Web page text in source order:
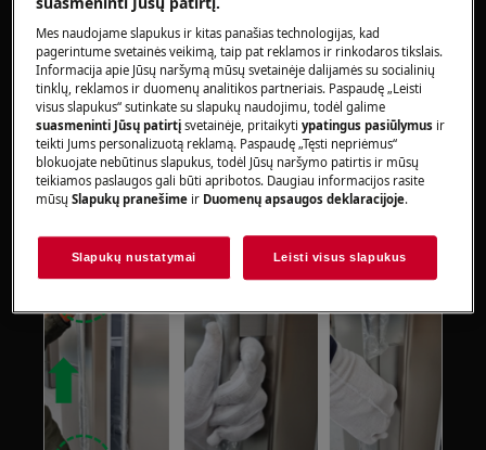
Atkreipkite dėmesį, kad netinkamas remontas ar
neprofesionalus remontas gali turėti saugos
pasekmių
Šaldiklio ir šaldytuvo durų rankenos
1 VEIKSMAS Tvirtai laikykite durų rankenos
atramas ir spragtelėdami traukite tiesiai į viršų.
Mes naudojame slapukus ir kitas panašias technologijas, kad
pagerintume svetainės veikimą, taip pat reklamos ir rinkodaros tikslais.
Informacija apie Jūsų naršymą mūsų svetainėje dalijamės su socialinių
tinklų, reklamos ir duomenų analitikos partneriais. Paspaudę „Leisti
visus slapukus“ sutinkate su slapukų naudojimu, todėl galime
suasmeninti Jūsų patirtįsvetainėje, pritaikytiypatingus pasiūlymus ir
teikti Jums personalizuotą reklamą. Paspaudę „Tęsti nepriėmus“
blokuojate nebūtinus slapukus, todėl Jūsų naršymo patirtis ir mūsų
teikiamos paslaugos gali būti apribotos. Daugiau informacijos rasite
mūsųSlapukų pranešime ir Duomenų apsaugos deklaracijoje.
Slapukų nustatymai Leisti visus slapukus